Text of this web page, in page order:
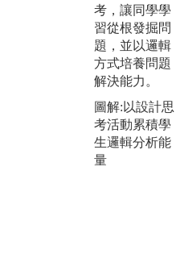
考，讓同學學
習從根發掘問
題，並以邏輯
方式培養問題
解決能力。
圖解:以設計思
考活動累積學
生邏輯分析能
量